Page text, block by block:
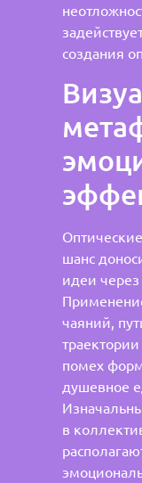
создания
шанс
идеи
чаяний,
помех
душевное
в